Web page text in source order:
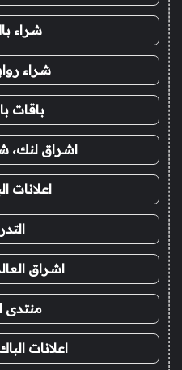
شراء
شراء
باقات
اشراق لنك،
اعلانات
اشراق
منتدى
اعلانات الباك